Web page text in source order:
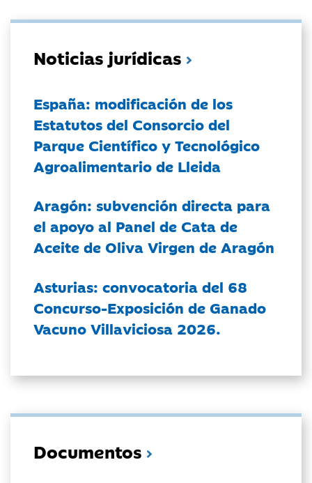
Noticias jurídicas
España: modificación de los
Estatutos del Consorcio del
Parque Científico y Tecnológico
Agroalimentario de Lleida
Aragón: subvención directa para
el apoyo al Panel de Cata de
Aceite de Oliva Virgen de Aragón
Asturias: convocatoria del 68
Concurso-Exposición de Ganado
Vacuno Villaviciosa 2026.
Documentos